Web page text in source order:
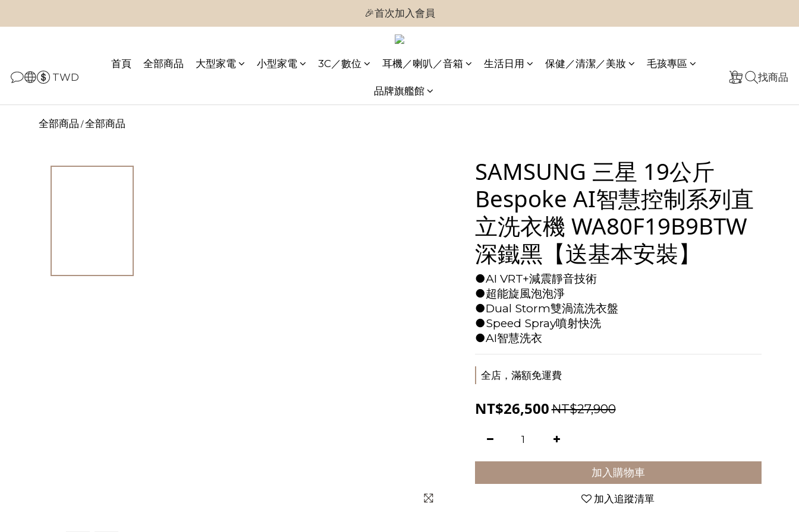
🎉首次加入會員
🎉首次加入會員
🎉即享購物金$300
🎉首次加入會員
TWD
首頁 全部商品 大型家電 小型家電 3C／數位 耳機／喇叭／音箱 生活日用 保健／清潔／美妝 毛孩專區
品牌旗艦館
找商品
全部商品 /全部商品
SAMSUNG 三星 19公斤
Bespoke AI智慧控制系列直
立洗衣機 WA80F19B9BTW
深鐵黑【送基本安裝】
●AI VRT+減震靜音技術
●超能旋風泡泡淨
●Dual Storm雙渦流洗衣盤
●Speed Spray噴射快洗
●AI智慧洗衣
全店，滿額免運費
NT$26,500NT$27,900
加入購物車
加入追蹤清單